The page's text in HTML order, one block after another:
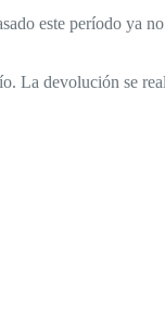
este período ya
La devolución se